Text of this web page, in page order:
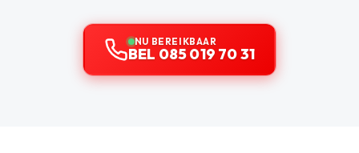
NU BEREIKBAAR
BEL 085 019 70 31